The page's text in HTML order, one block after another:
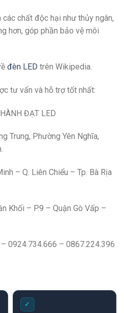
chất độc hại như thủy ngân,
hơn, góp phần bảo vệ môi
đèn LED trên Wikipedia.
tư vấn và hỗ trợ tốt nhất:
ĐẠT LED
Trung, Phường Yên Nghĩa,
– Q. Liên Chiểu – Tp. Bà Rịa
Khối – P.9 – Quận Gò Vấp –
0924.734.666 – 0867.224.396
✓